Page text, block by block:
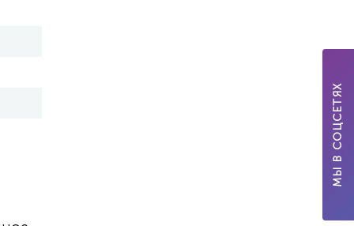
МЫ В СОЦСЕТЯХ